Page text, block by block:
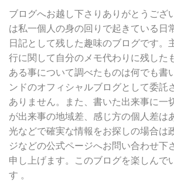
ブログへお越し下さりありがとうござ
は私一個人の身の回りで起きている日
日記として残した趣味のブログです。
行に関して自分のメモ代わりに残した
ある事について調べたものは何でも書
ンドのオフィシャルブログとして委託
ありません。また、書いた出来事に一
が出来事の地域差、感じ方の個人差は
光などで確実な情報をお探しの場合は
ジなどの公式ページへお問い合わせ下
申し上げます。このブログを楽しんで
す 。